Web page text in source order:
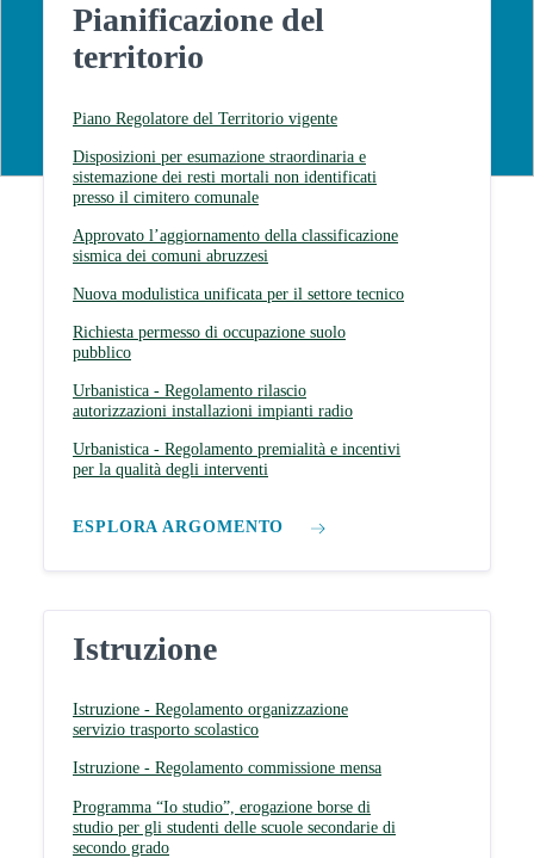
Pianificazione del
territorio
Piano Regolatore del Territorio vigente
Disposizioni per esumazione straordinaria e
sistemazione dei resti mortali non identificati
presso il cimitero comunale
Approvato l’aggiornamento della classificazione
sismica dei comuni abruzzesi
Nuova modulistica unificata per il settore tecnico
Richiesta permesso di occupazione suolo
pubblico
Urbanistica - Regolamento rilascio
autorizzazioni installazioni impianti radio
Urbanistica - Regolamento premialità e incentivi
per la qualità degli interventi
ESPLORA ARGOMENTO
Istruzione
Istruzione - Regolamento organizzazione
servizio trasporto scolastico
Istruzione - Regolamento commissione mensa
Programma “Io studio”, erogazione borse di
studio per gli studenti delle scuole secondarie di
secondo grado